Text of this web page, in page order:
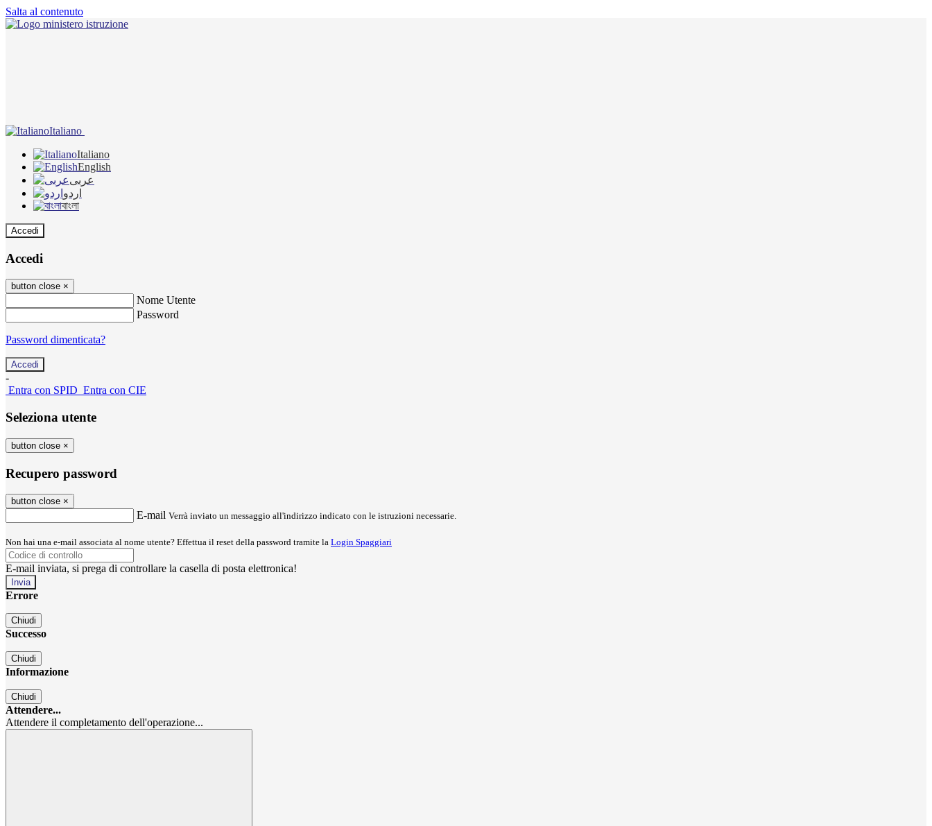
Salta al contenuto
Italiano
Italiano
English
عربى
اردو
বাংলা
Accedi
Accedi
button close ×
Nome Utente
Password
Password dimenticata?
-
Entra con SPID Entra con CIE
Seleziona utente
button close ×
Recupero password
button close ×
E-mail Verrà inviato un messaggio all'indirizzo indicato con le istruzioni necessarie.
Non hai una e-mail associata al nome utente? Effettua il reset della password tramite la Login Spaggiari
E-mail inviata, si prega di controllare la casella di posta elettronica!
Errore
Chiudi
Successo
Chiudi
Informazione
Chiudi
Attendere...
Attendere il completamento dell'operazione...